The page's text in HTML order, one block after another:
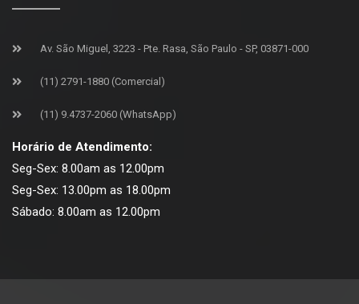
Av. São Miguel, 3223 - Pte. Rasa, São Paulo - SP, 03871-000
(11) 2791-1880 (Comercial)
(11) 9.4737-2060 (WhatsApp)
Horário de Atendimento:
Seg-Sex: 8.00am as 12.00pm
Seg-Sex: 13.00pm as 18.00pm
Sábado: 8.00am as 12.00pm